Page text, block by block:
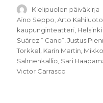
Kirjoittaja
Kielipuolen päiväkirja
Aino Seppo ,Arto Kahiluoto
kaupunginteatteri
Suárez ” Cano” ,Justus
Torkkel Karin Martin
Salmenkallio Sari
Victor Carrasco